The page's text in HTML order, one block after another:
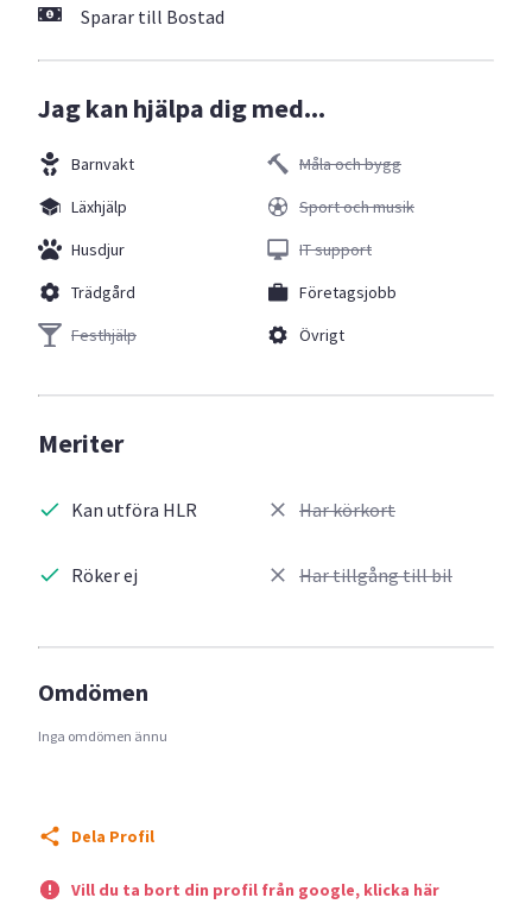
Sparar till Bostad
Jag kan hjälpa dig med...
Barnvakt
Läxhjälp
Husdjur
Trädgård
Festhjälp
Måla och bygg
Sport och musik
IT support
Företagsjobb
Övrigt
Meriter
Kan utföra HLR
Röker ej
Har körkort
Har tillgång till bil
Omdömen
Inga omdömen ännu
Dela Profil
Vill du ta bort din profil från google, klicka här